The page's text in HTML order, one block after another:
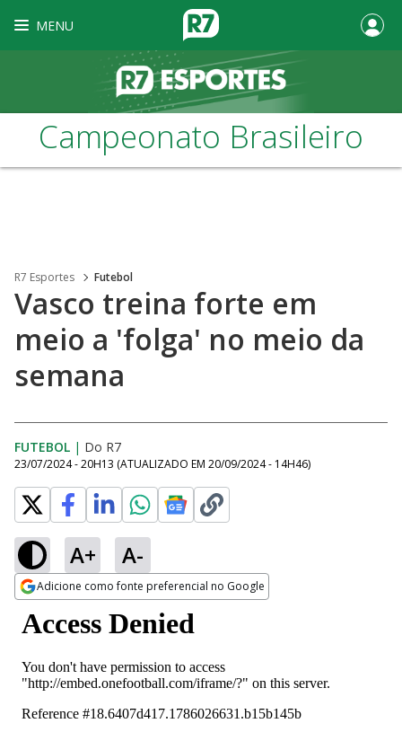
MENU
Campeonato Brasileiro
R7 Esportes Futebol
Vasco treina forte em
meio a 'folga' no meio da
semana
FUTEBOL | Do R7
23/07/2024 - 20H13 (ATUALIZADO EM 20/09/2024 - 14H46)
A+ A-
Adicione como fonte preferencial no Google
Opens in new window